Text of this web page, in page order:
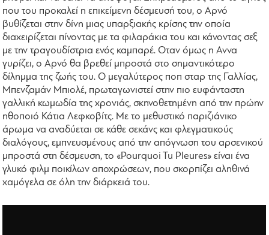
που του προκαλεί η επικείμενη δέσμευσή του, ο Αρνό
βυθίζεται στην δίνη μιας υπαρξιακής κρίσης την οποία
διαχειρίζεται πίνοντας με τα φιλαράκια του και κάνοντας σεξ
με την τραγουδίστρια ενός καμπαρέ. Οταν όμως η Αννα
γυρίζει, ο Αρνό θα βρεθεί μπροστά στο σημαντικότερο
δίλημμα της ζωής του. Ο μεγαλύτερος ποπ σταρ της Γαλλίας,
Μπενζαμάν Μπιολέ, πρωταγωνιστεί στην πιο ευφάνταστη
γαλλική κωμωδία της χρονιάς, σκηνοθετημένη από την πρώην
ηθοποιό Κάτια Λεφκοβίτς. Με το μεθυστικό παριζιάνικο
άρωμα να αναδύεται σε κάθε σεκάνς και φλεγματικούς
διαλόγους, εμπνευσμένους από την απόγνωση του αρσενικού
μπροστά στη δέσμευση, το «Pourquoi Tu Pleures» είναι ένα
γλυκό φιλμ ποικίλων αποχρώσεων, που σκορπίζει αληθινά
χαμόγελα σε όλη την διάρκειά του.